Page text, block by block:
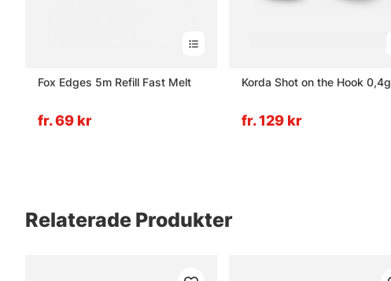
Fox Edges 5m Refill Fast Melt
fr. 69 kr
Korda Shot on the Hook 0,4g
fr. 129 kr
Relaterade Produkter